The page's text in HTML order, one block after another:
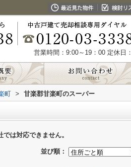
営業時間：9:00～19：00 定休日：
町 > 甘楽郡甘楽町のスーパー
は対応できません。
並び順：